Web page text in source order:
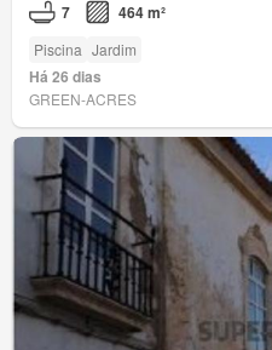
7 464 m²
Piscina Jardim
Há 26 dias
GREEN-ACRES